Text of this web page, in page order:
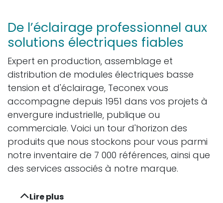
De l’éclairage professionnel aux
solutions électriques fiables
Expert en production, assemblage et
distribution de modules électriques basse
tension et d'éclairage, Teconex vous
accompagne depuis 1951 dans vos projets à
envergure industrielle, publique ou
commerciale. Voici un tour d'horizon des
produits que nous stockons pour vous parmi
notre inventaire de 7 000 références, ainsi que
des services associés à notre marque.
Lire plus